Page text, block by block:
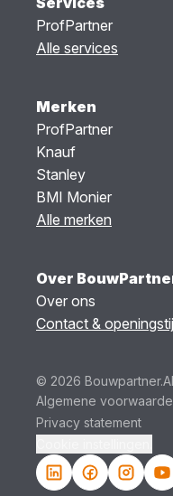
ProfPartner
Alle services
Merken
ProfPartner
Knauf
Stanley
BMI Monier
Alle merken
Over
Over ons
Contact &
© 2026 Bouwpartner.
Algemene
Privacy statement